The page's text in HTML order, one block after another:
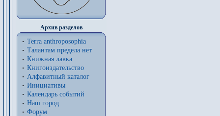
Архив разделов
Terra anthroposophia
Талантам предела нет
Книжная лавка
Книгоиздательство
Алфавитный каталог
Инициативы
Календарь событий
Наш город
Форум